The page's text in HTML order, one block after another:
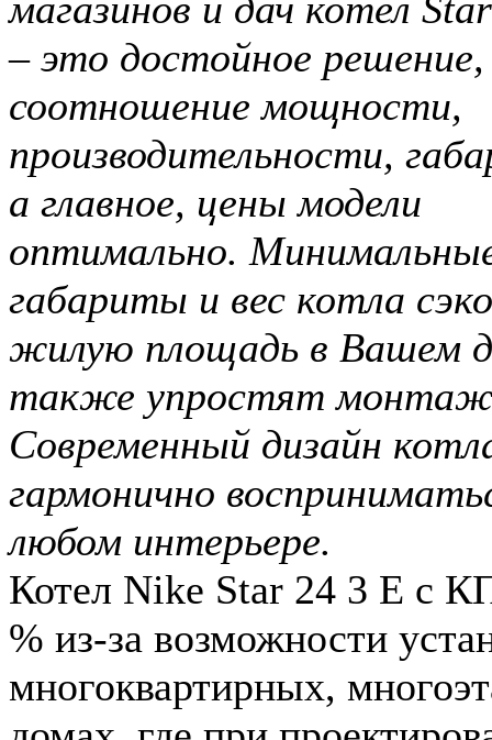
– это достойное решение,
соотношение мощности,
производительности,
а главное, цены модели
оптимально.
габариты и вес котла
жилую площадь в Вашем
также упростят
Современный дизайн
гармонично
любом интерьере.
Котел Nike Star 24 3 Е с
% из-за возможности
многоквартирных,